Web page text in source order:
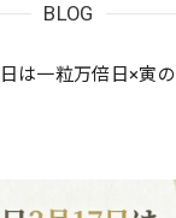
BLOG
は一粒万倍日×寅